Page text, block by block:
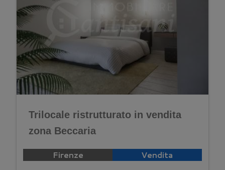
Trilocale ristrutturato in vendita
zona Beccaria
Firenze Vendita